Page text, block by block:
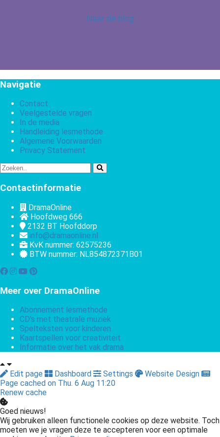
Naar de blog
Navigatie
Contact
Veelgestelde vragen
In de media
Handleiding lesmethode
Algemene Voorwaarden
Privacy Statement
Contactinformatie
DramaOnline
Hoofdweg 666
2132 BT Hoofddorp
info@dramaonline.nl
KvK nummer: 62575236
BTW nummer: NL854872371B01
Meer over DramaOnline
Abonnement lesmethode
CD's met theatrale muziek
Spelteksten voor kinderen
Kaartspellen voor creativiteit
Informatie over het vak drama
Edit page Dashboard Settings
Website Design
Page cached on Thu. 6 Aug 11:20
Renew cache
Goed nieuws!
Wij gebruiken alleen functionele cookies op deze website. Toch
moeten we je vragen deze te accepteren voor een optimale